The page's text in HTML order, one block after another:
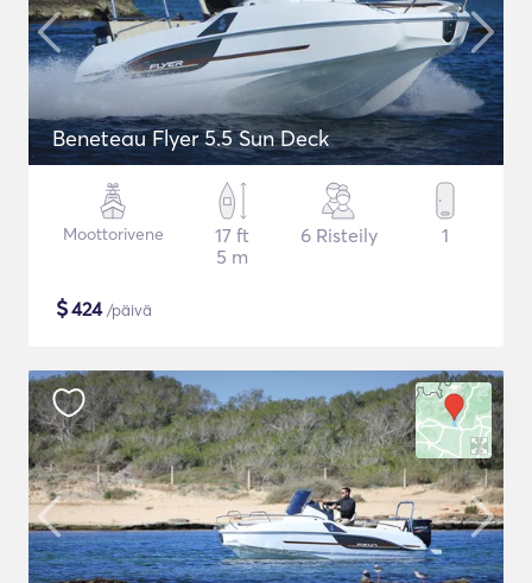
Beneteau Flyer 5.5 Sun Deck
Moottorivene
17 ft
5 m
6 Risteily 1
$424/päivä